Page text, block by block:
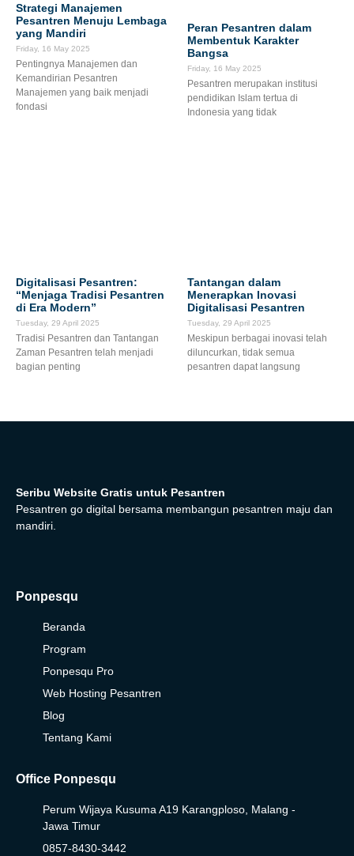
Strategi Manajemen
Pesantren Menuju Lembaga
yang Mandiri
Friday, 16 May 2025
Pentingnya Manajemen dan
Kemandirian Pesantren
Manajemen yang baik menjadi
fondasi
Peran Pesantren dalam
Membentuk Karakter
Bangsa
Friday, 16 May 2025
Pesantren merupakan institusi
pendidikan Islam tertua di
Indonesia yang tidak
Digitalisasi Pesantren:
“Menjaga Tradisi Pesantren
di Era Modern”
Tuesday, 29 April 2025
Tradisi Pesantren dan Tantangan
Zaman Pesantren telah menjadi
bagian penting
Tantangan dalam
Menerapkan Inovasi
Digitalisasi Pesantren
Tuesday, 29 April 2025
Meskipun berbagai inovasi telah
diluncurkan, tidak semua
pesantren dapat langsung
Seribu Website Gratis untuk Pesantren
Pesantren go digital bersama membangun pesantren maju dan
mandiri.
Ponpesqu
Beranda
Program
Ponpesqu Pro
Web Hosting Pesantren
Blog
Tentang Kami
Office Ponpesqu
Perum Wijaya Kusuma A19 Karangploso, Malang -
Jawa Timur
0857-8430-3442